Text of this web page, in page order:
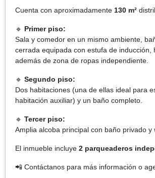
Cuenta con aproximadamente 130 m²
🔹 Primer piso:
Sala y comedor en un mismo ambiente,
cerrada equipada con estufa de inducción,
además de zona de ropas independiente.
🔹 Segundo piso:
Dos habitaciones (una de ellas ideal para
habitación auxiliar) y un baño completo.
🔹 Tercer piso:
Amplia alcoba principal con baño privado y
El inmueble incluye 2 parqueaderos
📲 Contáctanos para más información o